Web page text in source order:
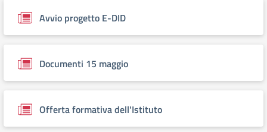
Avvio progetto E-DID
Documenti 15 maggio
Offerta formativa dell'Istituto